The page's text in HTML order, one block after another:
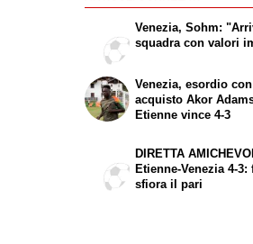
Venezia, Sohm:
squadra con valori
Venezia, esordio
acquisto Akor
Etienne vince 4-3
DIRETTA
Etienne-Venezia 4-
sfiora il pari